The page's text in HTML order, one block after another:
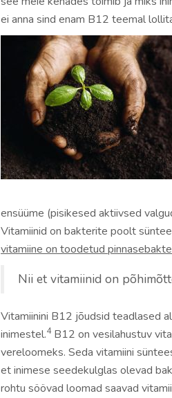
ei anna sind enam B12 teemal
ensüüme (pisikesed aktiivsed
Vitamiinid on bakterite poolt
vitamiine on toodetud
Nii et vitamiinid on
Vitamiinini B12 jõudsid teadlased
inimestel.4B12 on vesilahustuv
vereloomeks. Seda vitamiini
et inimese seedekulglas olevad
rohtu söövad loomad saavad